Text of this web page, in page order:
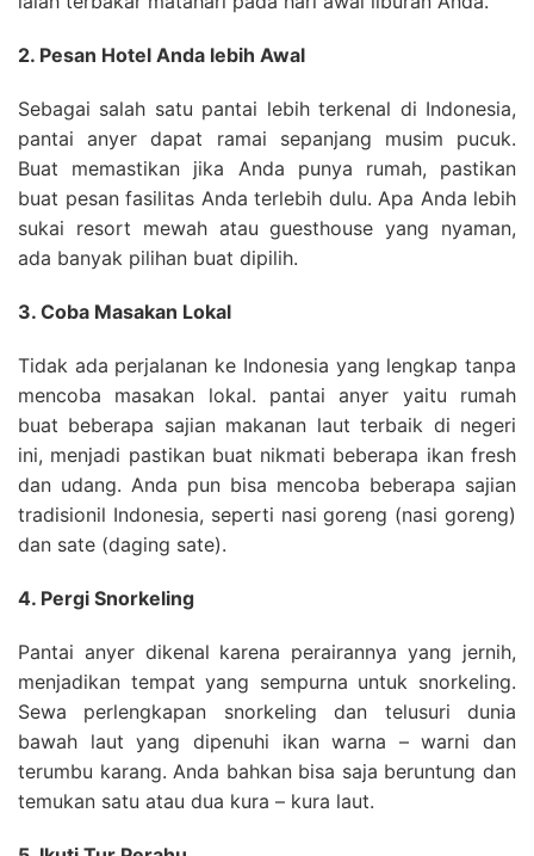
2. Pesan Hotel Anda lebih Awal
Sebagai salah satu pantai lebih terkenal di Indonesia,
pantai anyer dapat ramai sepanjang musim pucuk.
Buat memastikan jika Anda punya rumah, pastikan
buat pesan fasilitas Anda terlebih dulu. Apa Anda lebih
sukai resort mewah atau guesthouse yang nyaman,
ada banyak pilihan buat dipilih.
3. Coba Masakan Lokal
Tidak ada perjalanan ke Indonesia yang lengkap tanpa
mencoba masakan lokal. pantai anyer yaitu rumah
buat beberapa sajian makanan laut terbaik di negeri
ini, menjadi pastikan buat nikmati beberapa ikan fresh
dan udang. Anda pun bisa mencoba beberapa sajian
tradisionil Indonesia, seperti nasi goreng (nasi goreng)
dan sate (daging sate).
4. Pergi Snorkeling
Pantai anyer dikenal karena perairannya yang jernih,
menjadikan tempat yang sempurna untuk snorkeling.
Sewa perlengkapan snorkeling dan telusuri dunia
bawah laut yang dipenuhi ikan warna – warni dan
terumbu karang. Anda bahkan bisa saja beruntung dan
temukan satu atau dua kura – kura laut.